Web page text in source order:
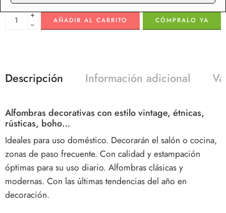
+
−
AÑADIR AL CARRITO CÓMPRALO YA
Descripción Información adicional
Alfombras decorativas con estilo vintage, étnicas,
rústicas, boho…
Ideales para uso doméstico. Decorarán el salón o cocina,
zonas de paso frecuente. Con calidad y estampación
óptimas para su uso diario. Alfombras clásicas y
modernas. Con las últimas tendencias del año en
decoración.